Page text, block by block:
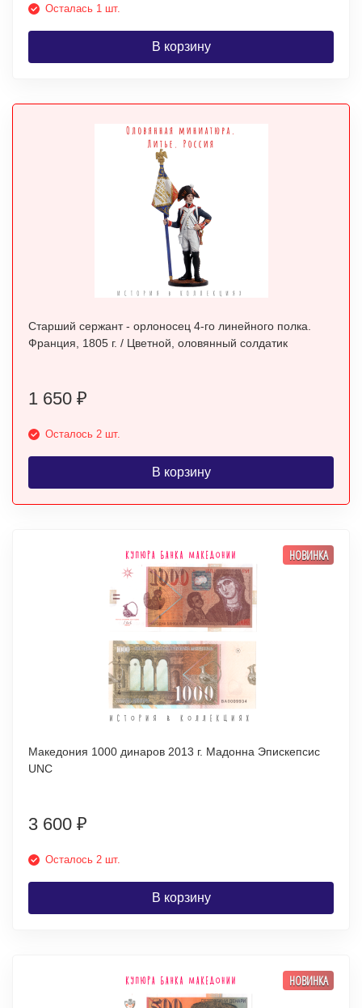
Осталась 1 шт.
В корзину
Старший сержант - орлоносец 4-го линейного полка.
Франция, 1805 г. / Цветной, оловянный солдатик
1 650 ₽
Осталось 2 шт.
В корзину
НОВИНКА
Македония 1000 динаров 2013 г. Мадонна Эпискепсис
UNC
3 600 ₽
Осталось 2 шт.
В корзину
НОВИНКА